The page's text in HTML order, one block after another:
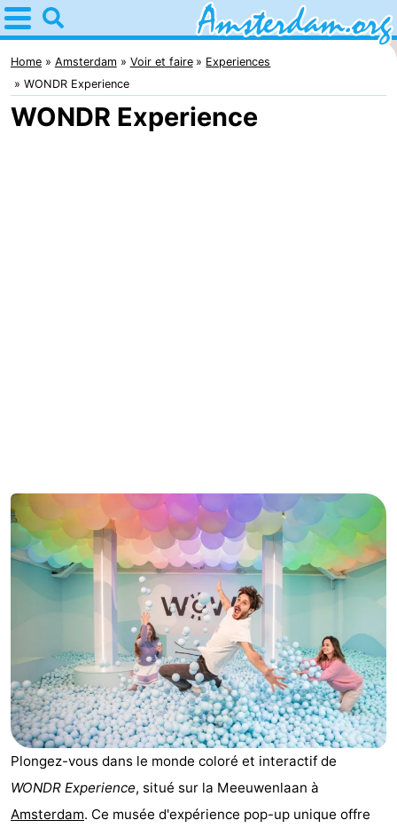
Home
Amsterdam
Itinéraires
Het
Amsterdamse
Bos
-
Spaarnwoude
Hôtels
Last
Attractions
Choses
à
faire
Lieux
d'intérêt
-
Musées
-
Home Amsterdam Voir et faire
Experiences
WONDR Experience
WONDR Experience
Plongez-vous dans le monde coloré et interactif de
WONDR Experience, situé sur la Meeuwenlaan à
Amsterdam. Ce musée d'expérience pop-up unique offre